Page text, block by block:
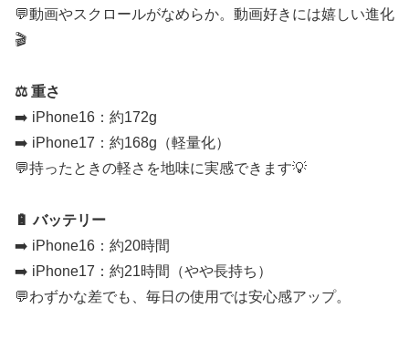
💬動画やスクロールがなめらか。動画好きには嬉しい進化
🎬
⚖️ 重さ
➡️ iPhone16：約172g
➡️ iPhone17：約168g（軽量化）
💬持ったときの軽さを地味に実感できます💡
🔋 バッテリー
➡️ iPhone16：約20時間
➡️ iPhone17：約21時間（やや長持ち）
💬わずかな差でも、毎日の使用では安心感アップ。